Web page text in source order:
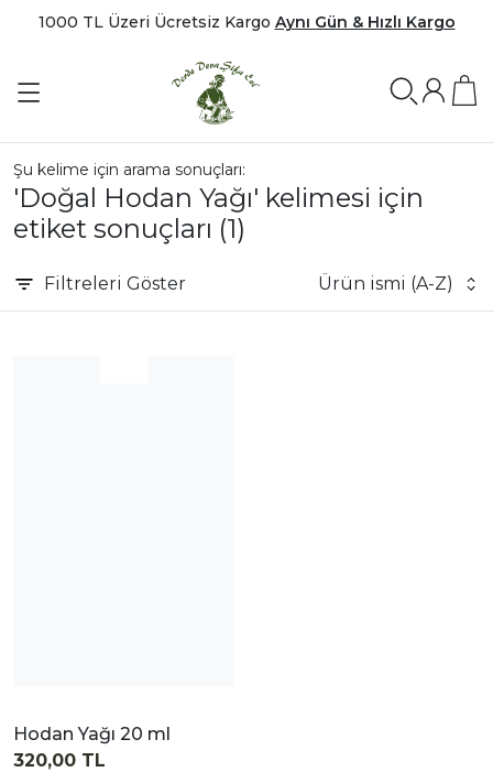
1000 TL Üzeri Ücretsiz Kargo Aynı Gün & Hızlı Kargo
Şu kelime için arama sonuçları:
'Doğal Hodan Yağı' kelimesi için
etiket sonuçları (1)
Filtreleri Göster Ürün ismi (A-Z)
Hodan Yağı 20 ml
320,00 TL